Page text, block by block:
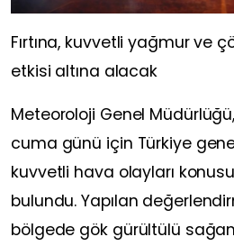
Fırtına, kuvvetli yağmur ve
etkisi altına alacak
Meteoroloji Genel
cuma günü için Türkiye
kuvvetli hava olayları
bulundu. Yapılan
bölgede gök gürültülü